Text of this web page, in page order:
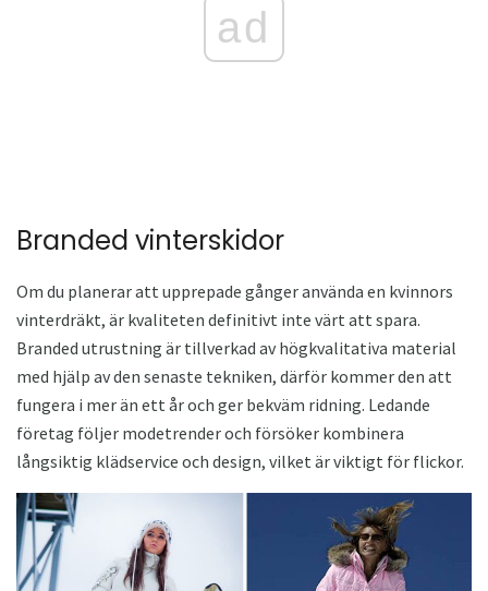
ad
Branded vinterskidor
Om du planerar att upprepade gånger använda en kvinnors
vinterdräkt, är kvaliteten definitivt inte värt att spara.
Branded utrustning är tillverkad av högkvalitativa material
med hjälp av den senaste tekniken, därför kommer den att
fungera i mer än ett år och ger bekväm ridning. Ledande
företag följer modetrender och försöker kombinera
långsiktig klädservice och design, vilket är viktigt för flickor.